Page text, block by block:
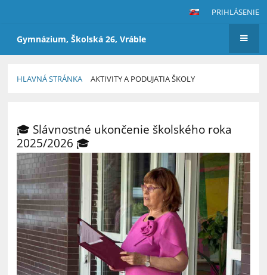
PRIHLÁSENIE
Gymnázium, Školská 26, Vráble
HLAVNÁ STRÁNKA AKTIVITY A PODUJATIA ŠKOLY
podujatia
školy
🎓 Slávnostné ukončenie školského roka
2025/2026 🎓